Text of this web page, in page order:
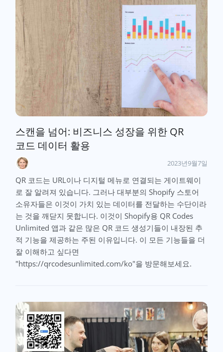
스캔을 넘어: 비즈니스 성장을 위한 QR
코드 데이터 활용
2023년9월7일
QR 코드는 URL이나 디지털 메뉴로 연결되는 게이트웨이
로 잘 알려져 있습니다. 그러나 대부분의 Shopify 스토어
소유자들은 이것이 가치 있는 데이터를 전달하는 수단이라
는 것을 깨닫지 못합니다. 이것이 Shopify용 QR Codes
Unlimited 앱과 같은 많은 QR 코드 생성기들이 내장된 추
적 기능을 제공하는 주된 이유입니다. 이 모든 기능들을 더
잘 이해하고 싶다면
"https://qrcodesunlimited.com/ko"을 방문해보세요.